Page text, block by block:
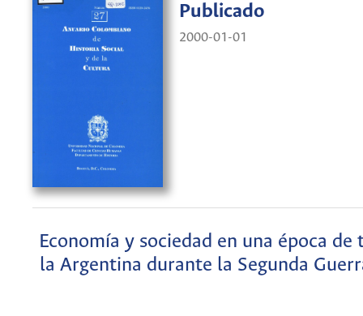
Publicado
2000-01-01
Economía y sociedad en una época de
la Argentina durante la Segunda